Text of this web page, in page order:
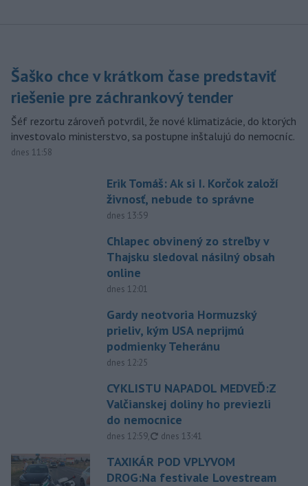
Šaško chce v krátkom čase predstaviť
riešenie pre záchrankový tender
Šéf rezortu zároveň potvrdil, že nové klimatizácie, do ktorých
investovalo ministerstvo, sa postupne inštalujú do nemocníc.
dnes 11:58
Erik Tomáš: Ak si I. Korčok založí
živnosť, nebude to správne
dnes 13:59
Chlapec obvinený zo streľby v
Thajsku sledoval násilný obsah
online
dnes 12:01
Gardy neotvoria Hormuzský
prieliv, kým USA neprijmú
podmienky Teheránu
dnes 12:25
CYKLISTU NAPADOL MEDVEĎ:Z
Valčianskej doliny ho previezli
do nemocnice
dnes 12:59, aktualizované
dnes 13:41
TAXIKÁR POD VPLYVOM
DROG:Na festivale Lovestream